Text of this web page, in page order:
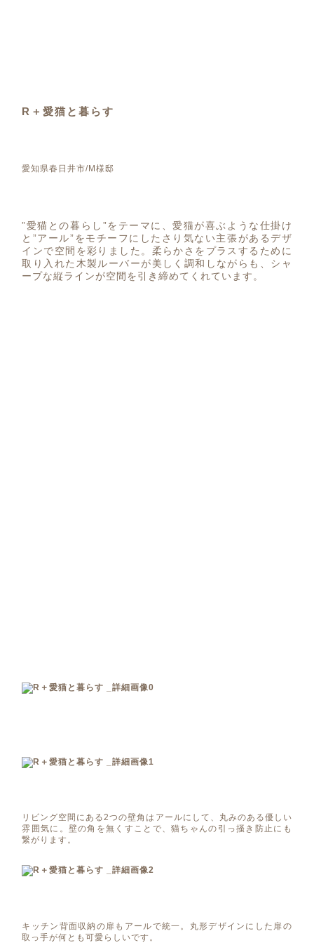
R＋愛猫と暮らす
愛知県春日井市/M様邸
”愛猫との暮らし”をテーマに、愛猫が喜ぶような仕掛け
と”アール”をモチーフにしたさり気ない主張があるデザ
インで空間を彩りました。柔らかさをプラスするために
取り入れた木製ルーバーが美しく調和しながらも、シャ
ープな縦ラインが空間を引き締めてくれています。
リビング空間にある2つの壁角はアールにして、丸みのある優しい
雰囲気に。壁の角を無くすことで、猫ちゃんの引っ掻き防止にも
繋がります。
キッチン背面収納の扉もアールで統一。丸形デザインにした扉の
取っ手が何とも可愛らしいです。